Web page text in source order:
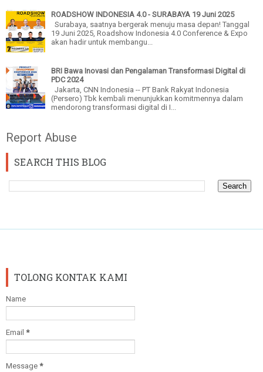
ROADSHOW INDONESIA 4.0 - SURABAYA 19 Juni 2025
Surabaya, saatnya bergerak menuju masa depan! Tanggal
19 Juni 2025, Roadshow Indonesia 4.0 Conference & Expo
akan hadir untuk membangu...
BRI Bawa Inovasi dan Pengalaman Transformasi Digital di
PDC 2024
Jakarta, CNN Indonesia -- PT Bank Rakyat Indonesia
(Persero) Tbk kembali menunjukkan komitmennya dalam
mendorong transformasi digital di I...
Report Abuse
SEARCH THIS BLOG
TOLONG KONTAK KAMI
Name
Email *
Message *